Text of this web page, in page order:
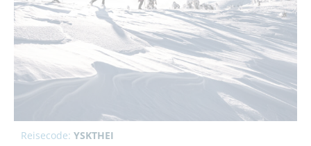
Reisecode: YSKTHEI